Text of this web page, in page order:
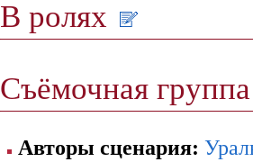
В ролях
Съёмочная
Авторы сценария: